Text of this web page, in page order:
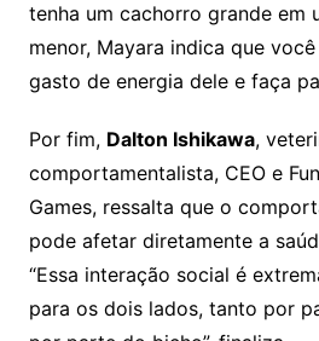
tenha um cachorro grande em
menor, Mayara indica que
gasto de energia dele e faça
Por fim, Dalton Ishikawa,
comportamentalista, CEO e
Games, ressalta que o
pode afetar diretamente a
“Essa interação social é
para os dois lados, tanto por